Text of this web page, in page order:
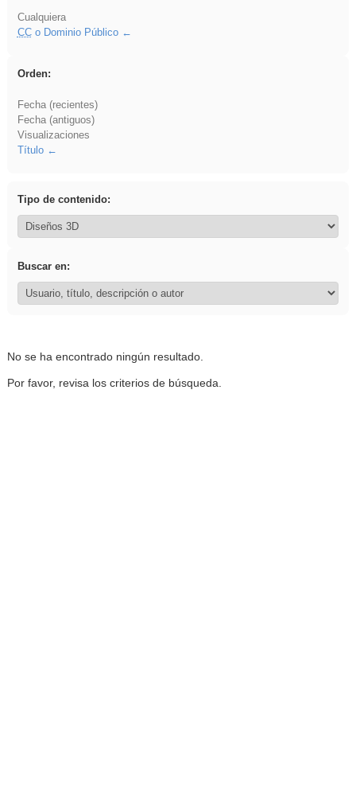
Cualquiera
CCo Dominio Público
Orden:
Fecha (recientes)
Fecha (antiguos)
Visualizaciones
Título
Tipo de contenido:
Buscar en:
No se ha encontrado ningún resultado.
Por favor, revisa los criterios de búsqueda.